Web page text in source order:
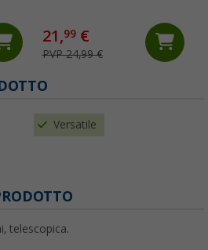
21,99€
PVP 24,99 €
Versatile
telescopica.